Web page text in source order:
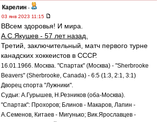
Карелин -
03 янв 2023 11:15
ВВсем здоровья! И мира.
А.С.Якушев - 57 лет назад.
Третий, заключительный, матч первого турне
канадских хоккеистов в СССР.
16.01.1966. Москва. "Спартак" (Москва) - "Sherbrooke
Beavers" (Sherbrooke, Canada) - 6:5 (1:3, 2:1, 3:1)
Дворец спорта "Лужники".
Судьи: А.Гурышев, Н.Резников (оба-Москва).
"Спартак": Прохоров; Блинов - Макаров, Лапин -
А.Семенов, Китаев - Мигунько; Вик.Ярославцев -